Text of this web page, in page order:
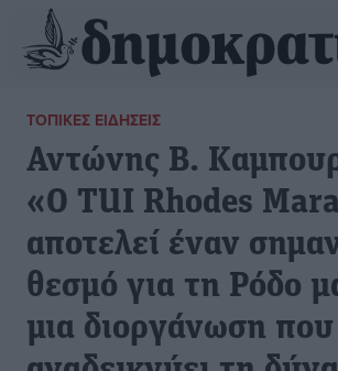
ΤΟΠΙΚΈΣ ΕΙΔΉΣΕΙΣ
Αντώνης Β.
«Ο TUI Rhodes
αποτελεί έναν
θεσμό για τη Ρόδο
μια διοργάνωση που